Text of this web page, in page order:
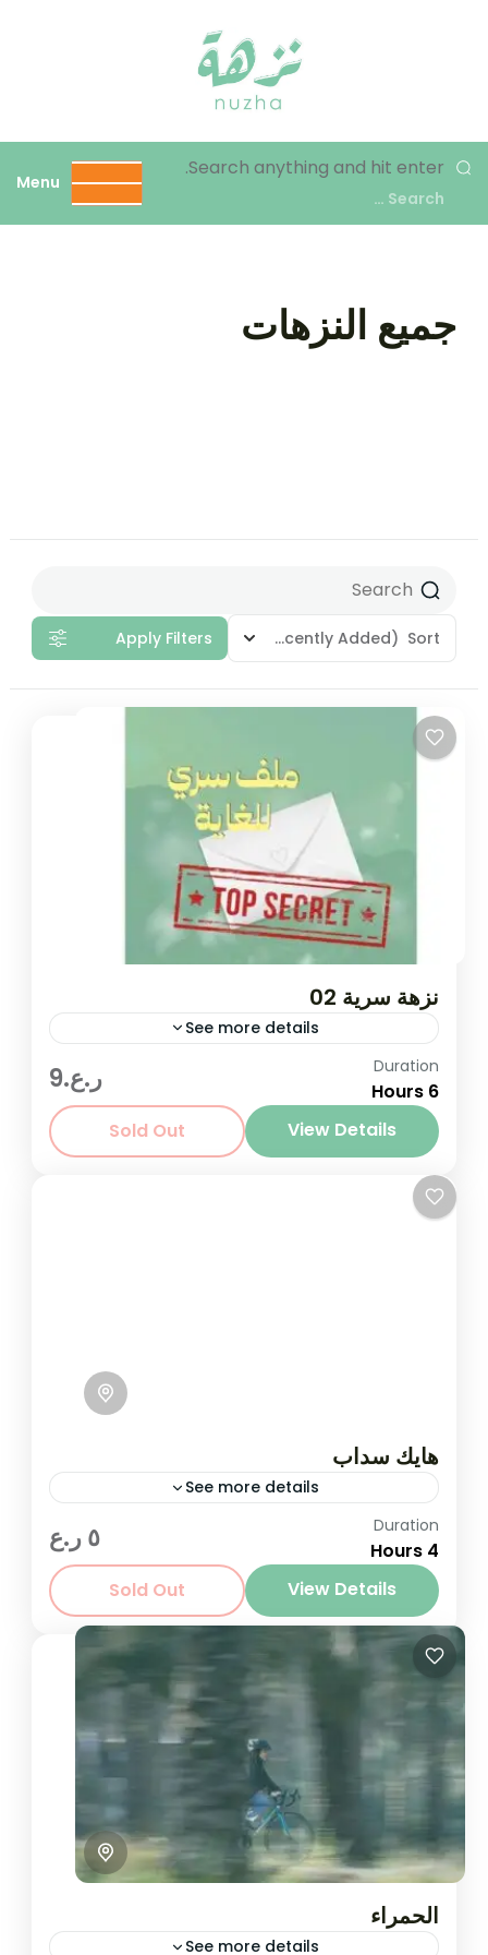
Search anything and hit enter.
Menu
جميع النزهات
Sort
(Recently Added)
Apply Filters
نزهة سرية 02
See more details
انضم إلينا في رحلة بسيطة وهادئة. رحلتنا السرية هي
مفاجأة رائعة مصممة خصيصًا لك ومرة واحدة فقط.
لن تعرف الوجهة مسبقًا...
Duration
6 Hours ر.ع.9
View Details
Sold Out
هايك سداب
See more details
اكتشف أحد أجمل مسارات الساحل في مسقط مع
تجربة التنزه في سدَاب والعودة بالقارب. تجمع هذه
المغامرة بين المشي في الطبيعة، والتاريخ، ولمسة
من...
مسقط,مسقط
صعب
1-8 People
Duration
4 Hours ٥ ر.ع
View Details
Sold Out
الحمراء
See more details